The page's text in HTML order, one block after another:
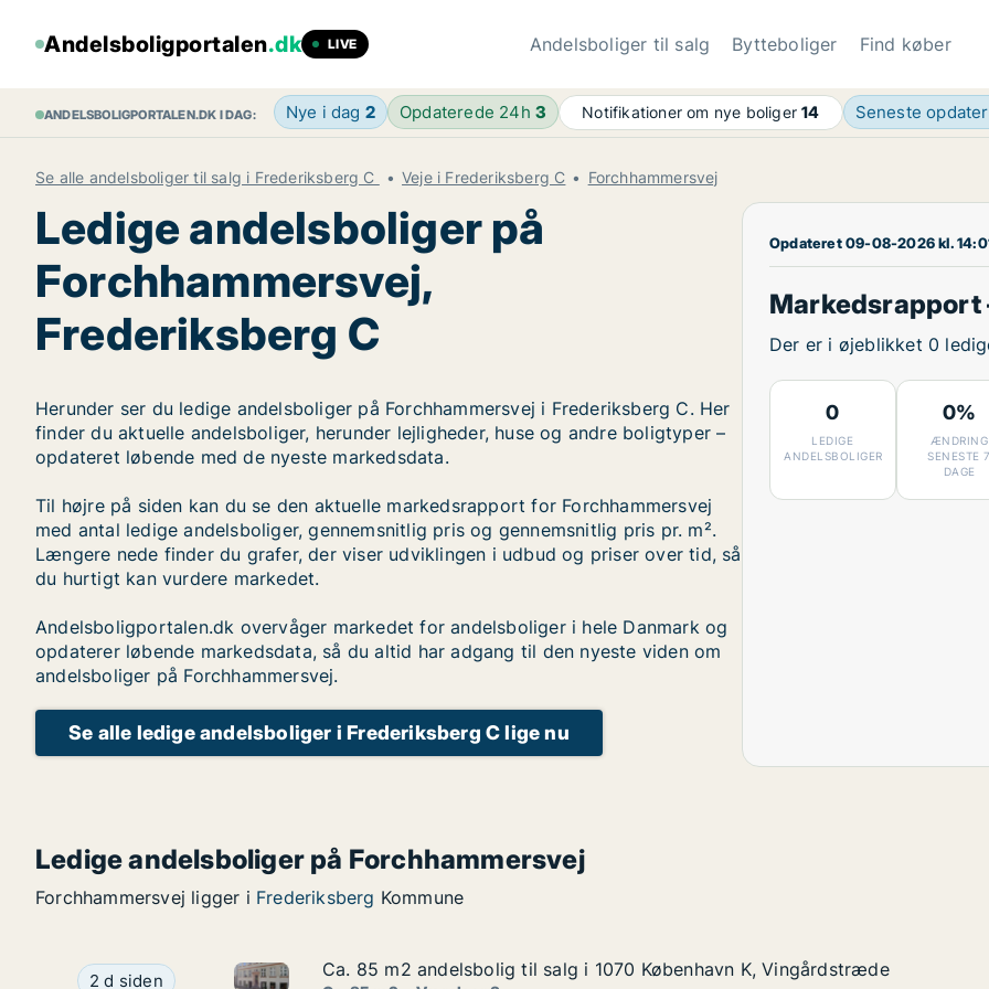
Andelsboligportalen.dk LIVE Andelsboliger til salg Bytteboliger Find køber
ANDELSBOLIGPORTALEN.DK I DAG: Nye i dag 2 Opdaterede 24h3 Notifikationer om nye boliger14 Seneste
Se alle andelsboliger til salg i Frederiksberg C Veje i Frederiksberg C Forchhammersvej
Ledige andelsboliger på
Forchhammersvej,
Frederiksberg C
Herunder ser du ledige andelsboliger på Forchhammersvej i Frederiksberg C. Her
finder du aktuelle andelsboliger, herunder lejligheder, huse og andre boligtyper –
opdateret løbende med de nyeste markedsdata.
Til højre på siden kan du se den aktuelle markedsrapport for Forchhammersvej
med antal ledige andelsboliger, gennemsnitlig pris og gennemsnitlig pris pr. m².
Længere nede finder du grafer, der viser udviklingen i udbud og priser over tid, så
du hurtigt kan vurdere markedet.
Andelsboligportalen.dk overvåger markedet for andelsboliger i hele Danmark og
opdaterer løbende markedsdata, så du altid har adgang til den nyeste viden om
andelsboliger på Forchhammersvej.
Se alle ledige andelsboliger i Frederiksberg C lige nu
Opdateret 09-08-2026 kl.
Markedsrapport
Der er i øjeblikket 0
0
LEDIGE
ANDELSBOLIGER
0%
ÆNDRING
SENESTE 7
DAGE
Ledige andelsboliger på Forchhammersvej
Forchhammersvej ligger i Frederiksberg Kommune
Ca. 85 m2 andelsbolig til salg i 1070 København K, Vingårdstræde
2 d siden Ca. 85 m2 andelsbolig til salg i 1070 København K, Vingårdstræde
Ca. 85 m2 andelsbolig til salg i 1070 København K, Vingårdstræde
Ca. 85 m2 andelsbolig til salg i 1070 København K, Vingårdstræde